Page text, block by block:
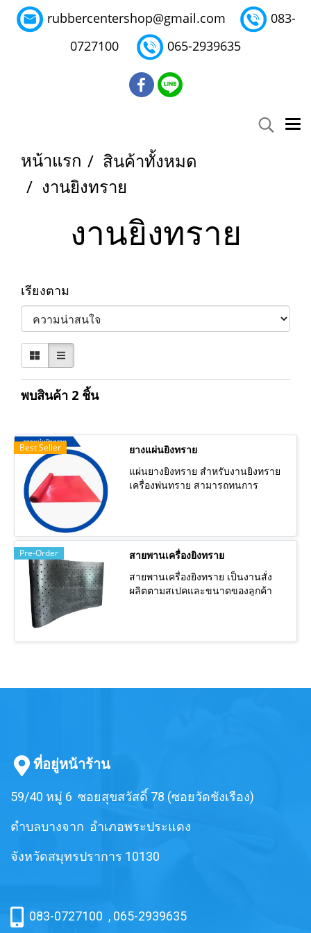
rubbercentershop@gmail.com
083-
0727100
065-2939635
หน้าแรก
สินค้าทั้งหมด
งานยิงทราย
งานยิงทราย
เรียงตาม
พบสินค้า 2 ชิ้น
Best Seller
ยางแผ่นยิงทราย
แผ่นยางยิงทราย สำหรับงานยิงทราย
เครื่องพ่นทราย สามารถทนการ
ใช้งานกับเครื่องพ่นทราย เครื่องยิง
ทราย นิยมนำไปติดกับผนังในห้องพ่น
ทราย ช่วยลดการกระเด็นกลับของ
เม็ดทรายได้ดีเมื่อเม็ดทรายโดนแผ่น
ยางก็จะร่วงหล่นพื้น ไม่กระเด็นกลับ
Pre-Order
สายพานเครื่องยิงทราย
สายพานเครื่องยิงทราย เป็นงานสั่ง
ผลิตตามสเปคและขนาดของลูกค้า
ฉีดขาดได้ดี แผ่นยางทำจากยาง
คุณภาพ มาตรฐาน ISO9001:2015
ที่อยู่หน้าร้าน
59/40 หมู่ 6 ซอยสุขสวัสดิ์ 78 (ซอยวัดชังเรือง)
ตำบลบางจาก อำเภอพระประแดง
จังหวัดสมุทรปราการ 10130
083-0727100 , 065-2939635